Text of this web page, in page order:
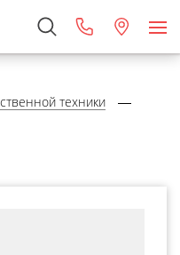
техники